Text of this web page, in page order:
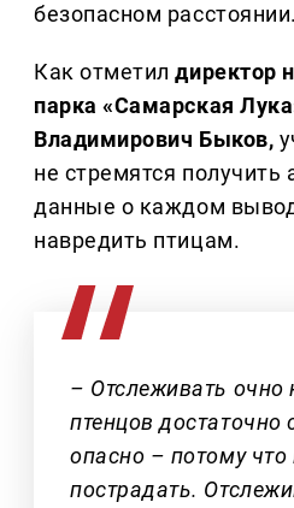
безопасном расстоянии.
Как отметилдиректор
парка «Самарская
Владимирович Быков,
не стремятся
данные о каждом
навредить птицам.
– Отслеживать очно
птенцов
опасно – потому что
пострадать.